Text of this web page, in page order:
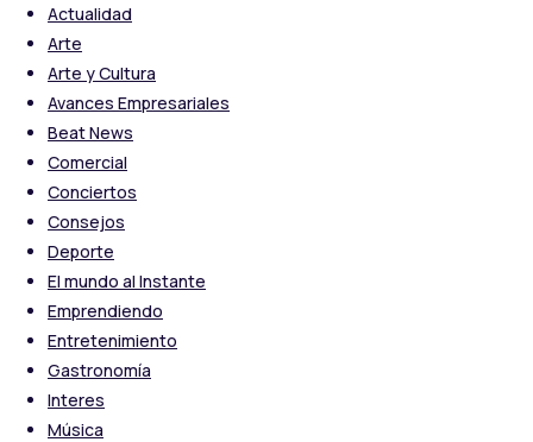
Actualidad
Arte
Arte y Cultura
Avances Empresariales
Beat News
Comercial
Conciertos
Consejos
Deporte
El mundo al Instante
Emprendiendo
Entretenimiento
Gastronomía
Interes
Música